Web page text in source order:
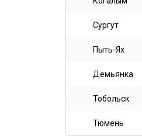
Сургут
Пыть-Ях
Демьянка
Тобольск
Тюмень